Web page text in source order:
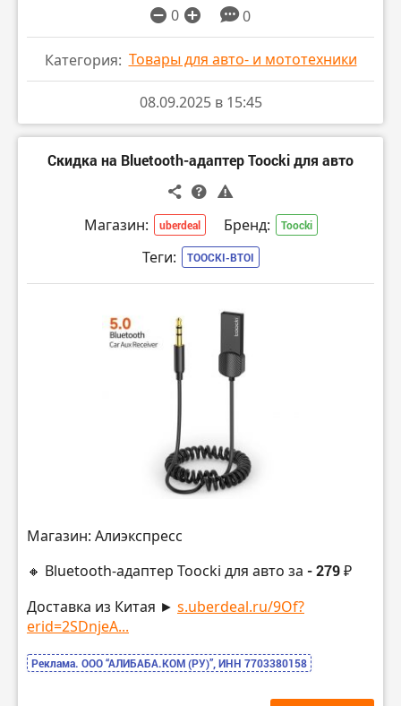
0 0
Категория: Товары для авто- и мототехники
08.09.2025 в 15:45
Скидка на Bluetooth-адаптер Toocki для авто
Магазин: uberdeal Бренд: Toocki
Теги: TOOCKI-BTOI
Магазин: Алиэкспресс
🔸 Bluetooth-адаптер Toocki для авто за - 279 ₽
Доставка из Китая ► s.uberdeal.ru/9Of?
erid=2SDnjeA...
Реклама. ООО “АЛИБАБА.КОМ (РУ)”, ИНН 7703380158